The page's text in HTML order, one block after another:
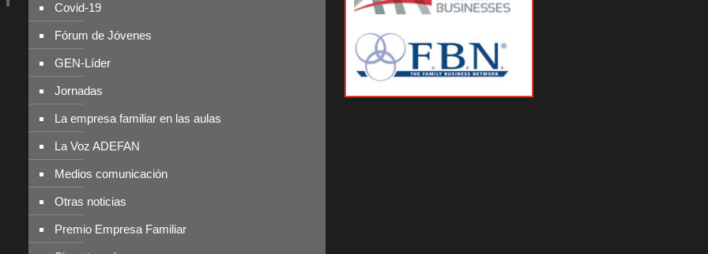
Covid-19
Fórum de Jóvenes
GEN-Líder
Jornadas
La empresa familiar en las aulas
La Voz ADEFAN
Medios comunicación
Otras noticias
Premio Empresa Familiar